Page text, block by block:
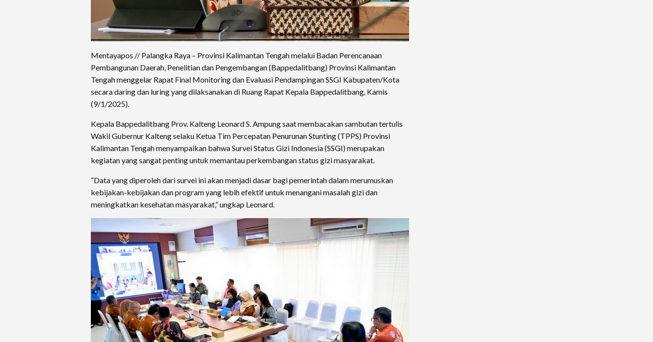
Mentayapos // Palangka Raya – Provinsi Kalimantan Tengah melalui Badan Perencanaan
Pembangunan Daerah, Penelitian dan Pengembangan (Bappedalitbang) Provinsi Kalimantan
Tengah menggelar Rapat Final Monitoring dan Evaluasi Pendampingan SSGI Kabupaten/Kota
secara daring dan luring yang dilaksanakan di Ruang Rapat Kepala Bappedalitbang, Kamis
(9/1/2025).
Kepala Bappedalitbang Prov. Kalteng Leonard S. Ampung saat membacakan sambutan tertulis
Wakil Gubernur Kalteng selaku Ketua Tim Percepatan Penurunan Stunting (TPPS) Provinsi
Kalimantan Tengah menyampaikan bahwa Survei Status Gizi Indonesia (SSGI) merupakan
kegiatan yang sangat penting untuk memantau perkembangan status gizi masyarakat.
“Data yang diperoleh dari survei ini akan menjadi dasar bagi pemerintah dalam merumuskan
kebijakan-kebijakan dan program yang lebih efektif untuk menangani masalah gizi dan
meningkatkan kesehatan masyarakat,” ungkap Leonard.